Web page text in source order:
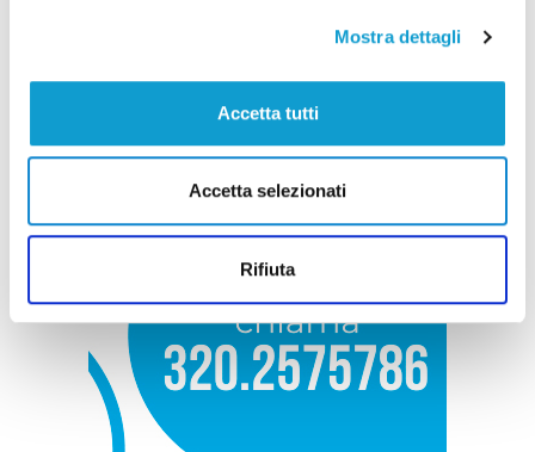
Mostra dettagli
Accetta tutti
Accetta selezionati
Rifiuta